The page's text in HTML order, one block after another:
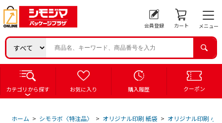
会員登録 カート メニュー
カテゴリから探す お気に入り 購入履歴 クーポン
ホーム > シモラボ〈特注品〉 > オリジナル印刷 紙袋 > オリジナル印刷 小